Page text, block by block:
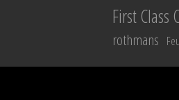
First Class
rothmans